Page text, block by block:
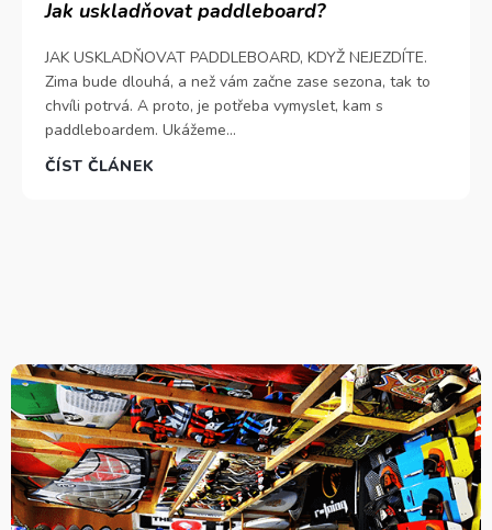
Jak uskladňovat paddleboard?
JAK USKLADŇOVAT PADDLEBOARD, KDYŽ NEJEZDÍTE.
Zima bude dlouhá, a než vám začne zase sezona, tak to
chvíli potrvá. A proto, je potřeba vymyslet, kam s
paddleboardem. Ukážeme...
ČÍST ČLÁNEK